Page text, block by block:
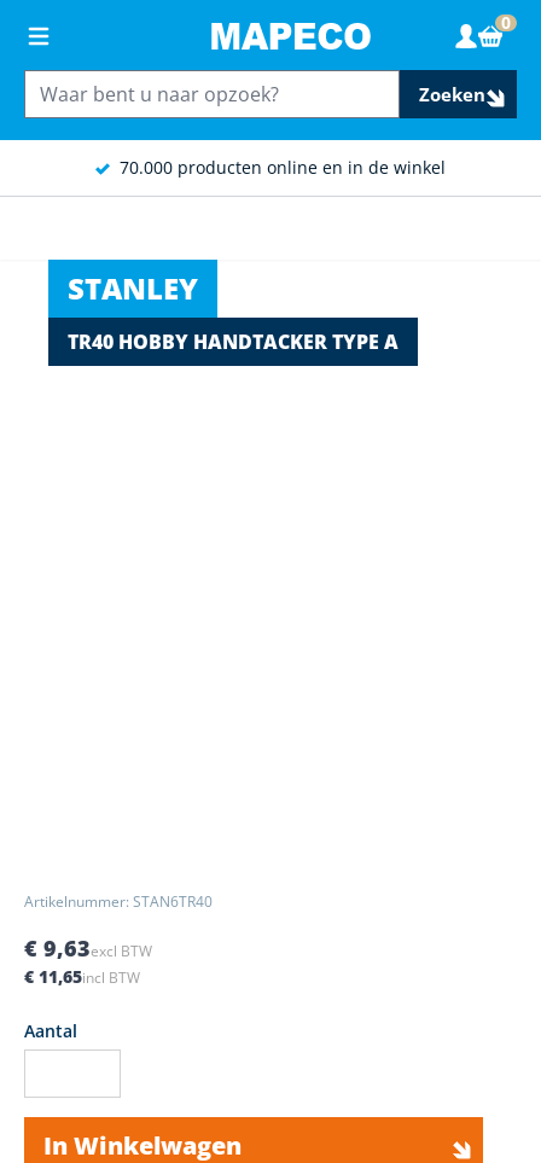
70.000 producten online en in de winkel
Zoeken
0
STANLEY
TR40 HOBBY HANDTACKER TYPE A
Artikelnummer: STAN6TR40
€ 9,63excl BTW
€ 11,65incl BTW
Aantal
In Winkelwagen